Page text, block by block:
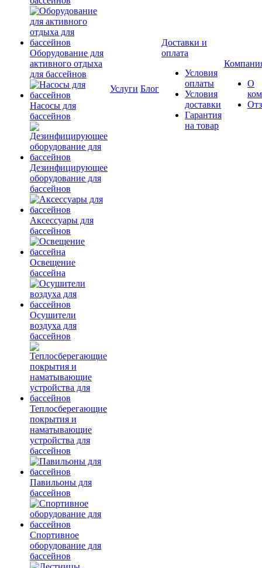
Оборудование для
активного отдыха
для бассейнов
Насосы для
бассейнов
Дезинфицирующее
оборудование для
бассейнов
Аксессуары для
бассейнов
Освещение
бассейна
Осушители
воздуха для
бассейнов
Теплосберегающие
покрытия и
наматывающие
устройства для
бассейнов
Павильоны для
бассейнов
Спортивное
оборудование для
бассейнов
Услуги Блог
Доставки и
оплата
Условия
оплаты
Условия
доставки
Гарантия
на товар
О